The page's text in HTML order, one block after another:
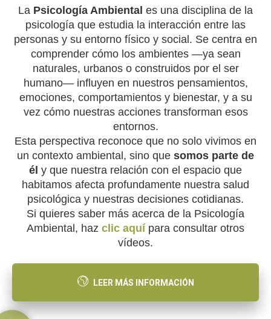
La Psicología Ambiental es una disciplina de la
psicología que estudia la interacción entre las
personas y su entorno físico y social. Se centra en
comprender cómo los ambientes —ya sean
naturales, urbanos o construidos por el ser
humano— influyen en nuestros pensamientos,
emociones, comportamientos y bienestar, y a su
vez cómo nuestras acciones transforman esos
entornos.
Esta perspectiva reconoce que no solo vivimos en
un contexto ambiental, sino que somos parte de
él y que nuestra relación con el espacio que
habitamos afecta profundamente nuestra salud
psicológica y nuestras decisiones cotidianas.
Si quieres saber más acerca de la Psicología
Ambiental, haz clic aquí para consultar otros
vídeos.
LEER MÁS INFORMACIÓN